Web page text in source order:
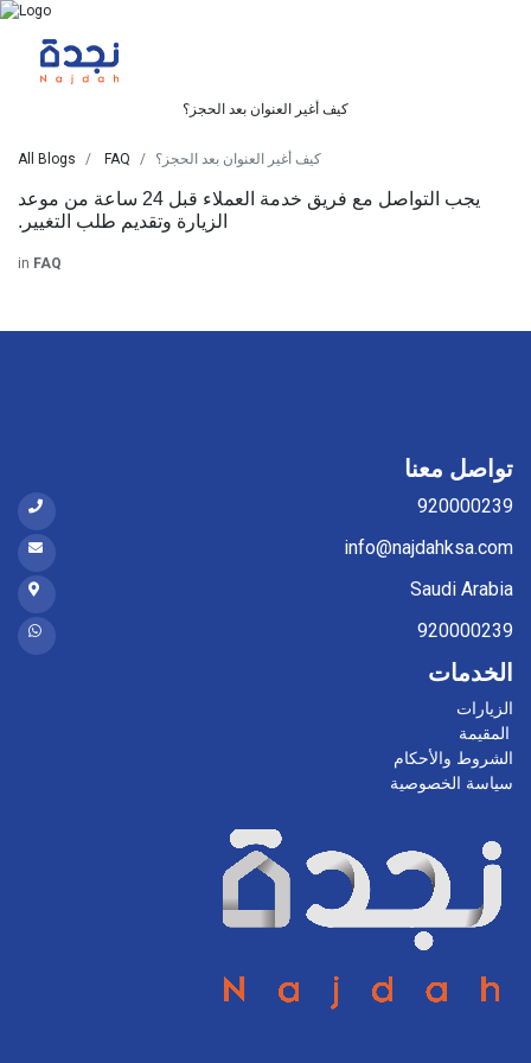
كيف أغير العنوان بعد الحجز؟
All Blogs FAQ كيف أغير العنوان بعد الحجز؟
يجب التواصل مع فريق خدمة العملاء قبل 24 ساعة من موعد
الزيارة وتقديم طلب التغيير.
in FAQ
تواصل معنا
920000239
info@najdahksa.com
Saudi Arabia
920000239
الخدمات
الزيارات
المقيمة
الشروط والأحكام
سياسة الخصوصية